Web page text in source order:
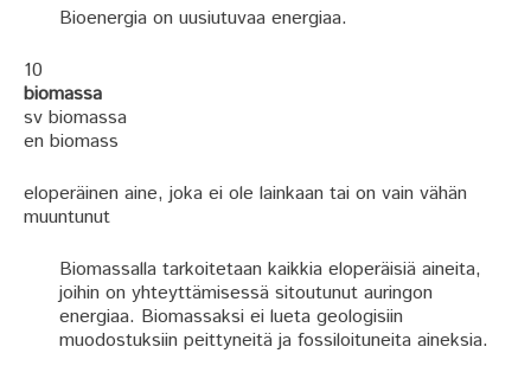
Bioenergia on uusiutuvaa energiaa.
10
biomassa
sv biomassa
en biomass
eloperäinen aine, joka ei ole lainkaan tai on vain vähän
muuntunut
Biomassalla tarkoitetaan kaikkia eloperäisiä aineita,
joihin on yhteyttämisessä sitoutunut auringon
energiaa. Biomassaksi ei lueta geologisiin
muodostuksiin peittyneitä ja fossiloituneita aineksia.